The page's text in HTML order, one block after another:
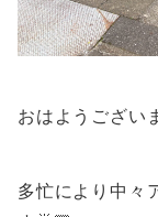
おはようござい
多忙により中々